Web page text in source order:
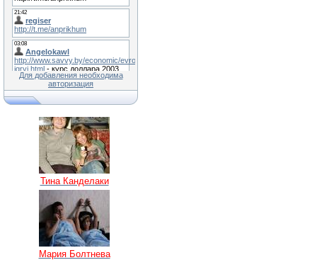
Для добавления необходима
авторизация
Тина Канделаки
Мария Болтнева